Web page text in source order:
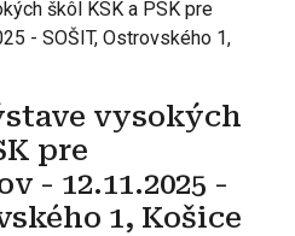
škôl KSK a PSK pre
- SOŠIT, Ostrovského 1,
vysokých
pre
- 12.11.2025 -
1, Košice